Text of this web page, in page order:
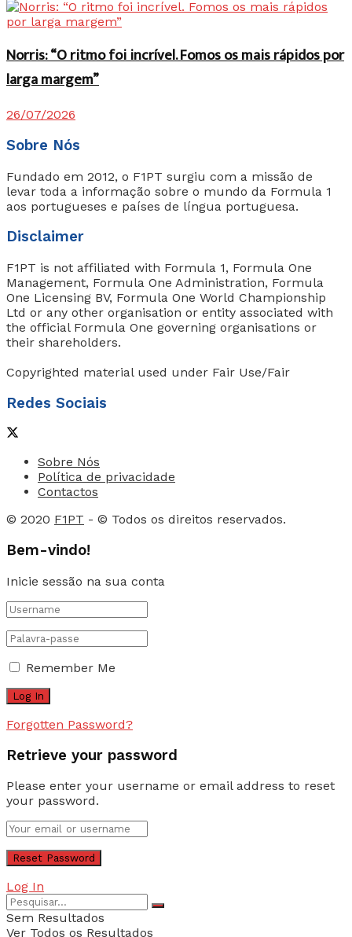
Norris: “O ritmo foi incrível. Fomos os mais rápidos por
larga margem”
26/07/2026
Sobre Nós
Fundado em 2012, o F1PT surgiu com a missão de
levar toda a informação sobre o mundo da Formula 1
aos portugueses e países de língua portuguesa.
Disclaimer
F1PT is not affiliated with Formula 1, Formula One
Management, Formula One Administration, Formula
One Licensing BV, Formula One World Championship
Ltd or any other organisation or entity associated with
the official Formula One governing organisations or
their shareholders.
Copyrighted material used under Fair Use/Fair
Redes Sociais
Sobre Nós
Política de privacidade
Contactos
© 2020 F1PT - © Todos os direitos reservados.
Bem-vindo!
Inicie sessão na sua conta
Remember Me
Forgotten Password?
Retrieve your password
Please enter your username or email address to reset
your password.
Log In
Sem Resultados
Ver Todos os Resultados